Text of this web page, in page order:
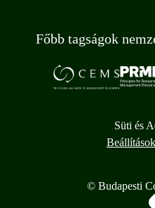
Főbb tagságok
Süti és
Beállítások
© Budapesti